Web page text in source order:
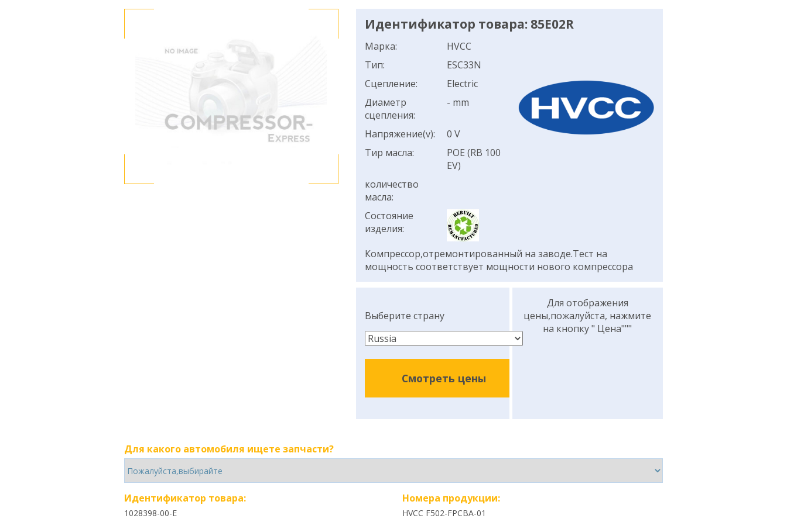
Идентификатор товара: 85E02R
Марка:
HVCC
Тип:
ESC33N
Сцепление:
Electric
Диаметр
сцепления:
- mm
Напряжение(v):
0 V
Тир масла:
POE (RB 100
EV)
количество
масла:
Состояние
изделия:
Компрессор,отремонтированный на заводе.Тест на
мощность соответствует мощности нового компрессора
Выберите страну
Смотреть цены
Для отображения
цены,пожалуйста, нажмите
на кнопку " Цена"""
Для какого автомобиля ищете запчасти?
Идентификатор товара:
1028398-00-E
Номера продукции:
HVCC F502-FPCBA-01